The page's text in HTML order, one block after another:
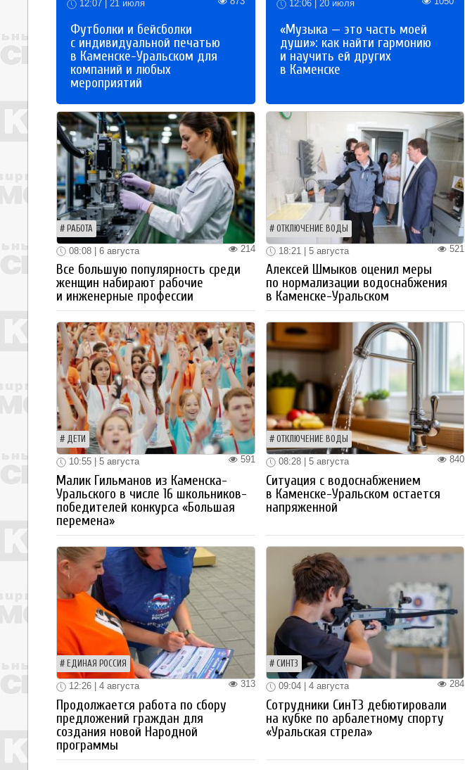
12:07 | 21 июля
Футболки и бейсболки
с индивидуальной печатью
в Каменске-Уральском для
компаний и любых
мероприятий
12:06 | 20 июля
«Музыка — это часть моей
души»: как найти гармонию
и научить ей других
в Каменске
РАБОТА
214
08:08 | 6 августа
Все большую популярность среди
женщин набирают рабочие
и инженерные профессии
ОТКЛЮЧЕНИЕ ВОДЫ
521
18:21 | 5 августа
Алексей Шмыков оценил меры
по нормализации водоснабжения
в Каменске-Уральском
ДЕТИ
591
10:55 | 5 августа
Малик Гильманов из Каменска-
Уральского в числе 16 школьников-
победителей конкурса «Большая
перемена»
ОТКЛЮЧЕНИЕ ВОДЫ
840
08:28 | 5 августа
Ситуация с водоснабжением
в Каменске-Уральском остается
напряженной
ЕДИНАЯ РОССИЯ
313
12:26 | 4 августа
Продолжается работа по сбору
предложений граждан для
создания новой Народной
программы
СИНТЗ
284
09:04 | 4 августа
Сотрудники СинТЗ дебютировали
на кубке по арбалетному спорту
«Уральская стрела»